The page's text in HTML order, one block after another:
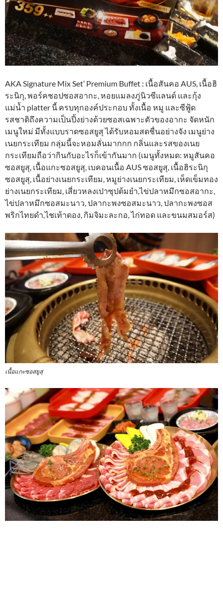
AKA Signature Mix Set’ Premium Buffet : เนื้อสันคอ AUS, เนื้อฮิ
ระนิกุ, พอร์คชอปซอสอากะ, หอยแมลงภู่นิวซีแลนด์ และกุ้ง
แม่น้ำ platter นี้ ครบทุกองค์ประกอบ ทั้งเนื้อ หมู และซีฟู้ด
รสชาติถึงความเป็นปิ้งย่างด้วยซอสเฉพาะตัวของอากะ จัดหนัก
เมนูใหม่ มีทั้งแบบราดซอสยูสุ ได้รับหอมสดชื่นอย่างจัง เมนูย่าง
เนยกระเทียม กลุ่มนี้จะหอมลั่นมากกก กลิ่นและรสของเนย
กระเทียมถือว่ากินกับอะไรก็เข้ากันมาก (เมนูทั้งหมด: หมูสันคอ
ซอสยูสุ, เนื้อแกะซอสยูสุ, เบคอนเนื้อ AUS ซอสยูสุ, เนื้อฮิระนิกุ
ซอสยูสุ, เนื้อย่างเนยกระเทียม, หมูย่างเนยกระเทียม, เห็ดเข็มทอง
ย่างเนยกระเทียม, เสี่ยวหลงเปาซุปต้มยำ,ไข่ปลาหมึกซอสอากะ,
ไข่ปลาหมึกซอสมะนาว, ปลากะพงซอสมะนาว, ปลากะพงซอส
พริกไทยดำ,ไชเท้าดอง, กิมจิมะละกอ, ไก่ทอด และขนมสมอร์ส)
เนื้อแกะซอสยูสุ